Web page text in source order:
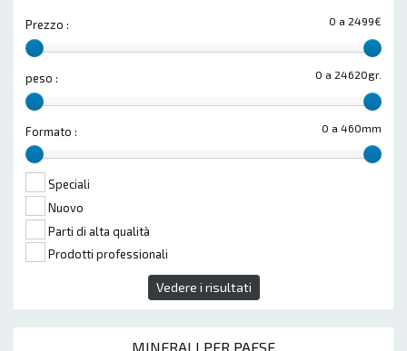
0 a 2499€
Prezzo :
0 a 24620gr.
peso :
0 a 460mm
Formato :
Speciali
Nuovo
Parti di alta qualità
Prodotti professionali
Vedere i risultati
MINERALI PER PAESE